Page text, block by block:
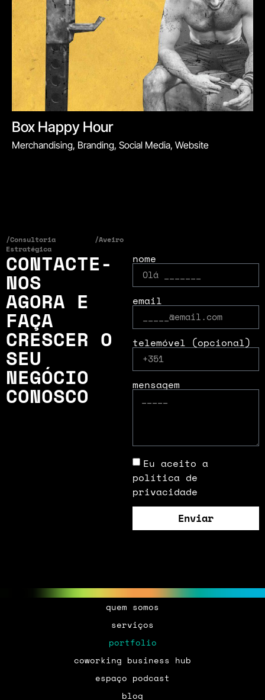
Box Happy Hour
Merchandising, Branding, Social Media, Website
CONTACTE-
NOS
AGORA E
FAÇA
CRESCER O
SEU
NEGÓCIO
CONOSCO
/Consultoria
Estratégica
/Aveiro
nome
email
telemóvel (opcional)
mensagem
Eu aceito a
política de
privacidade
Enviar
quem somos
serviços
portfolio
coworking business hub
espaço podcast
blog